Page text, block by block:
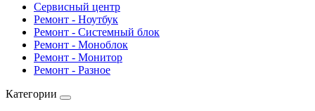
Сервисный центр
Ремонт - Ноутбук
Ремонт - Системный блок
Ремонт - Моноблок
Ремонт - Монитор
Ремонт - Разное
Категории